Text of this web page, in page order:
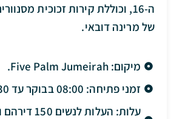
ה-16, וכוללת קירות זכוכית
של מרינה דובאי.
מיקום: Five Palm Jumeirah.
זמני פתיחה: 08:00 בבוקר עד 19:30 בערב.